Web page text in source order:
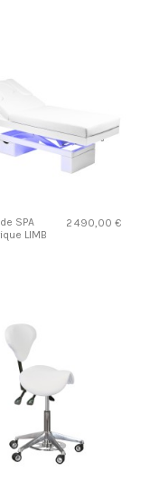
SPA
LIMB
2 490,00 €